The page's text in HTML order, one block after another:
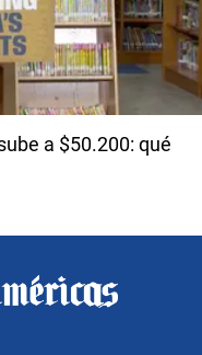
a $50.200: qué